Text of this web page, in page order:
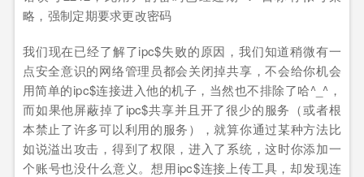
略，强制定期要求更改密码
我们现在已经了解了ipc$失败的原因，我们知道稍微有一
点安全意识的网络管理员都会关闭掉共享，不会给你机会
用简单的ipc$连接进入他的机子，当然也不排除了哈^_^，
而如果他屏蔽掉了ipc$共享并且开了很少的服务（或者根
本禁止了许多可以利用的服务），就算你通过某种方法比
如说溢出攻击，得到了权限，进入了系统，这时你添加一
个账号也没什么意义。想用ipc$连接上传工具，却发现连